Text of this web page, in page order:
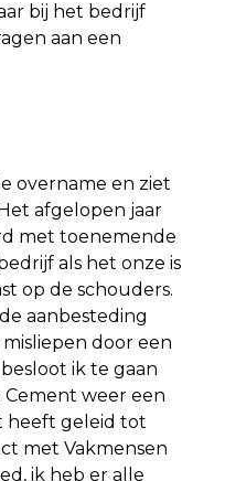
bij het bedrijf
aan een
overname en ziet
afgelopen jaar
met toenemende
als het onze is
op de schouders.
aanbesteding
door een
ik te gaan
Cement weer een
heeft geleid tot
met Vakmensen
ik heb er alle